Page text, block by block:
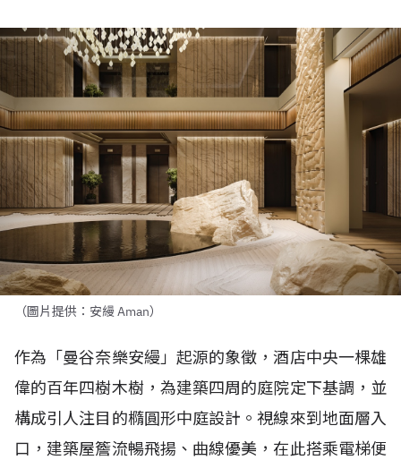
（圖片提供：安縵 Aman）
作為「曼谷奈樂安縵」起源的象徵，酒店中央一棵雄
偉的百年四樹木樹，為建築四周的庭院定下基調，並
構成引人注目的橢圓形中庭設計。視線來到地面層入
口，建築屋簷流暢飛揚、曲線優美，在此搭乘電梯便